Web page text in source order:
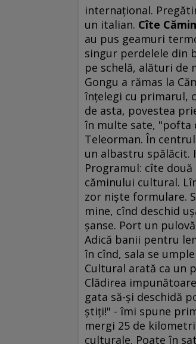
internaţional.
un italian. Cîte
au pus geamuri
singur perdelele din
pe schelă, alături de
Gongu a rămas la
înţelegi cu primarul,
de asta, povestea
în multe sate, "pofta
Teleorman. În
un albastru spălăcit.
Programul: cîte
căminului cultural.
zor nişte formulare.
mine, cînd deschid
şanse. Port un
Adică banii pentru
în cînd, sala se
Cultural arată ca un
Clădirea
gata să-şi deschidă
ştiţi!" - îmi spune
mergi 25 de
culturale. Poate în